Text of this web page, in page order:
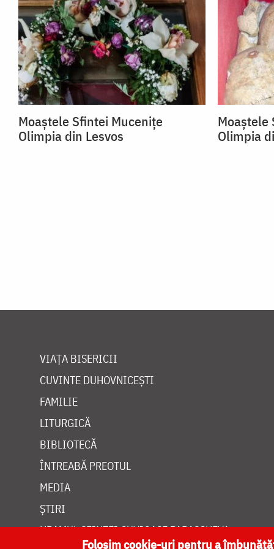
Moaștele Sfintei Mucenițe
Olimpia din Lesvos
Moaștele
Olimpia
VIAȚA BISERICII
CUVINTE DUHOVNICEȘTI
FAMILIE
LITURGICĂ
BIBLIOTECĂ
ÎNTREABĂ PREOTUL
MEDIA
ȘTIRI
HRAMUL SFINTEI CUVIOASE PARASCHEVA
Folosim cookie-uri pentru a